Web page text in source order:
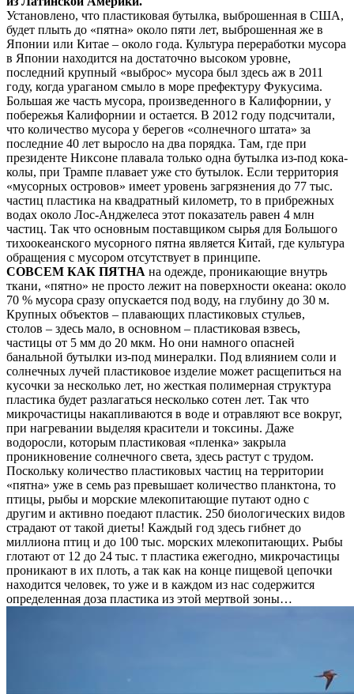
Установлено, что пластиковая бутылка, выброшенная в США,
будет плыть до «пятна» около пяти лет, выброшенная же в
Японии или Китае – около года. Культура переработки мусора
в Японии находится на достаточно высоком уровне,
последний крупный «выброс» мусора был здесь аж в 2011
году, когда ураганом смыло в море префектуру Фукусима.
Большая же часть мусора, произведенного в Калифорнии, у
побережья Калифорнии и остается. В 2012 году подсчитали,
что количество мусора у берегов «солнечного штата» за
последние 40 лет выросло на два порядка. Там, где при
президенте Никсоне плавала только одна бутылка из-под кока-
колы, при Трампе плавает уже сто бутылок. Если территория
«мусорных островов» имеет уровень загрязнения до 77 тыс.
частиц пластика на квадратный километр, то в прибрежных
водах около Лос-Анджелеса этот показатель равен 4 млн
частиц. Так что основным поставщиком сырья для Большого
тихоокеанского мусорного пятна является Китай, где культура
обращения с мусором отсутствует в принципе.
СОВСЕМ КАК ПЯТНА на одежде, проникающие внутрь
ткани, «пятно» не просто лежит на поверхности океана: около
70 % мусора сразу опускается под воду, на глубину до 30 м.
Крупных объектов – плавающих пластиковых стульев,
столов – здесь мало, в основном – пластиковая взвесь,
частицы от 5 мм до 20 мкм. Но они намного опасней
банальной бутылки из-под минералки. Под влиянием соли и
солнечных лучей пластиковое изделие может расщепиться на
кусочки за несколько лет, но жесткая полимерная структура
пластика будет разлагаться несколько сотен лет. Так что
микрочастицы накапливаются в воде и отравляют все вокруг,
при нагревании выделяя красители и токсины. Даже
водоросли, которым пластиковая «пленка» закрыла
проникновение солнечного света, здесь растут с трудом.
Поскольку количество пластиковых частиц на территории
«пятна» уже в семь раз превышает количество планктона, то
птицы, рыбы и морские млекопитающие путают одно с
другим и активно поедают пластик. 250 биологических видов
страдают от такой диеты! Каждый год здесь гибнет до
миллиона птиц и до 100 тыс. морских млекопитающих. Рыбы
глотают от 12 до 24 тыс. т пластика ежегодно, микрочастицы
проникают в их плоть, а так как на конце пищевой цепочки
находится человек, то уже и в каждом из нас содержится
определенная доза пластика из этой мертвой зоны…